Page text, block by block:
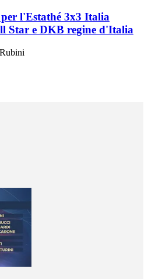
l'Estathé 3x3 Italia
Star e DKB regine d'Italia